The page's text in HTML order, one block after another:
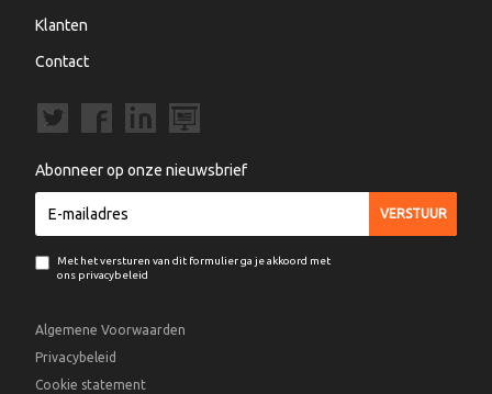
Klanten
Contact
Abonneer op onze nieuwsbrief
Met het versturen van dit formulier ga je akkoord met
ons privacybeleid
Algemene Voorwaarden
Privacybeleid
Cookie statement